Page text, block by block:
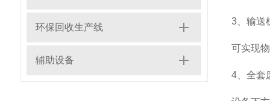
环保回收生产线
辅助设备
3、输送
可实现
4、全套